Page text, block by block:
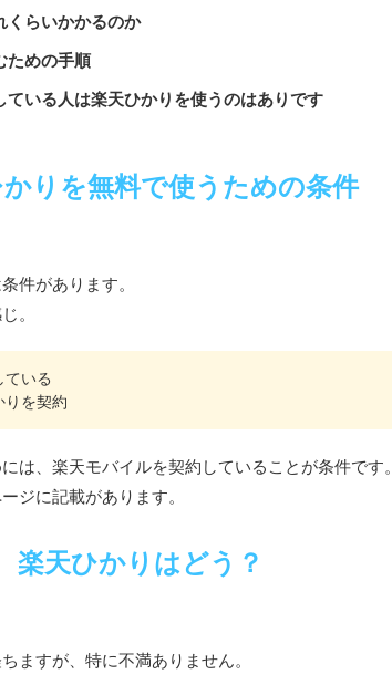
くらいかかるのか
ための手順
ている人は楽天ひかりを使うのはありです
りを無料で使うための条件
件があります。
。
ている
りを契約
は、楽天モバイルを契約していることが条件です。
ジに記載があります。
楽天ひかりはどう？
ますが、特に不満ありません。